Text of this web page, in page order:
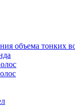
объема тонких